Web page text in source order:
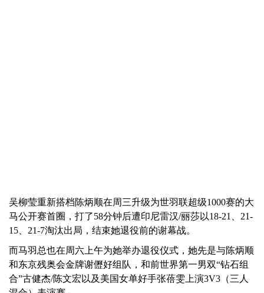
吴柳莹重新搭档陈炳顺在周三升级为世羽联超级1000赛的大
马公开赛首圈，打了58分钟后遭印尼雷汉/丽莎以18-21、21-
15、21-7淘汰出局，结束她退役前的谢幕战。
而马羽总也在周六上午为她举办退役仪式，她先是与陈炳顺
和东京残奥会金牌谢儮好组队，和前世界第一男双“钻石组
合”古健杰/陈文宏以及美国女单好手张蓓雯上演3V3（三人